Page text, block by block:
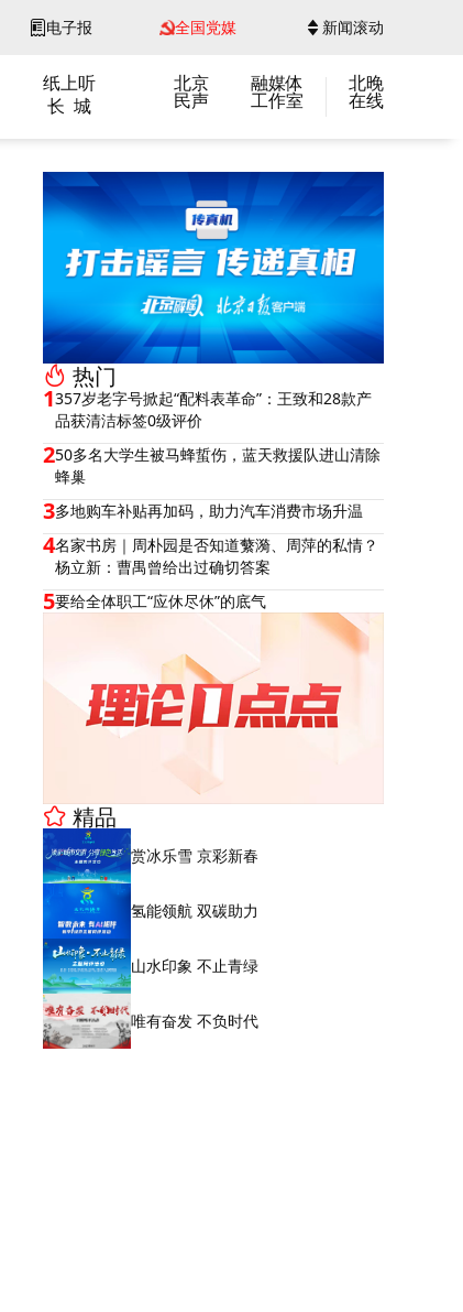
电子报 全国党媒 新闻滚动
纸上听
长 城
北京
民声
融媒体
工作室
北晚
在线
热门
1357岁老字号掀起“配料表革命”：王致和28款产
品获清洁标签0级评价
250多名大学生被马蜂蜇伤，蓝天救援队进山清除
蜂巢
3多地购车补贴再加码，助力汽车消费市场升温
4名家书房｜周朴园是否知道蘩漪、周萍的私情？
杨立新：曹禺曾给出过确切答案
5要给全体职工“应休尽休”的底气
精品
赏冰乐雪 京彩新春
氢能领航 双碳助力
山水印象 不止青绿
唯有奋发 不负时代